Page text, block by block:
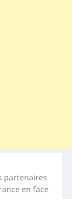
partenaires
en face